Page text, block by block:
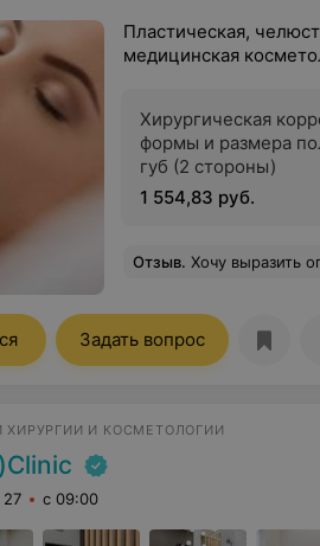
Пластическая,
медицинская
Хирургическая
формы и размера
губ (2 стороны)
1 554,83 руб.
Отзыв. Хочу выразить огромную благодарность доктору Пудакевичу Игорю Вячеславовичу за его профессионализм, чуткость и невероятное мастерство! С первого приёма я поняла, что попала в надёжные руки – доктор внимательно выслушал мои пожелания, подробно
Задать вопрос
ХИРУРГИИ И КОСМЕТОЛОГИИ
27 с 09:00